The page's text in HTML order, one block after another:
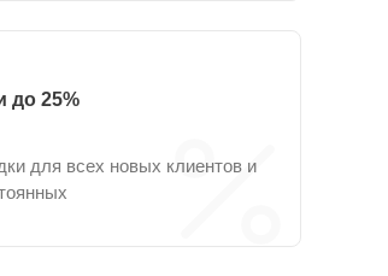
до 25%
для всех новых клиентов и